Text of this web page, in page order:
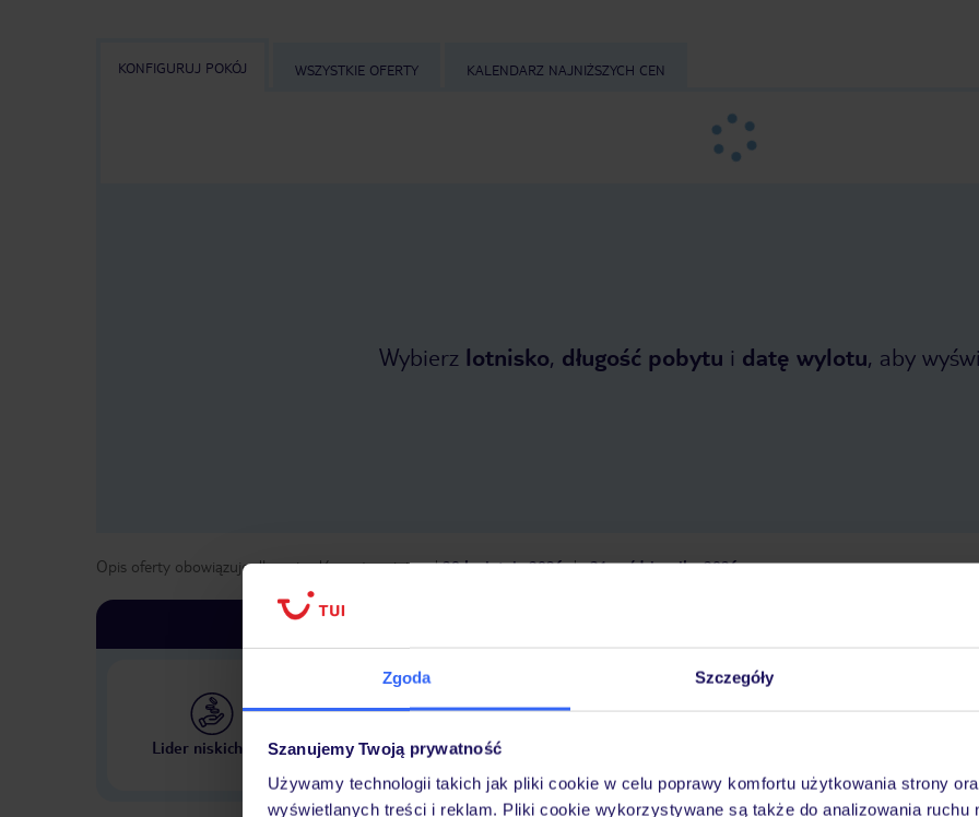
Zgoda Szczegóły
Szanujemy Twoją prywatność
Używamy technologii takich jak pliki cookie w celu poprawy komfortu użytkowania strony
wyświetlanych treści i reklam. Pliki cookie wykorzystywane są także do analizowania ruchu
KONFIGURUJ POKÓJ WSZYSTKIE OFERTY KALENDARZ NAJNIŻSZYCH CEN
Wybierz lotnisko, długość pobytu i datę wylotu, aby
Opis oferty obowiązuje dla wyjazdów w terminie od 29 kwietnia 2026do31 października 2026
Lider niskich cen
Największe biuro podróży
w Polsce